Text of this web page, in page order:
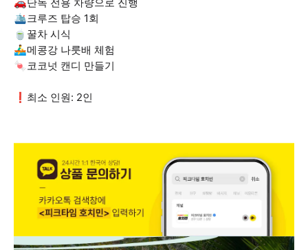
🛳️크루즈 탑승 1회
🍵꿀차 시식
🚣‍♂️메콩강 나룻배 체험
🍬코코넛 캔디 만들기
❗최소 인원: 2인